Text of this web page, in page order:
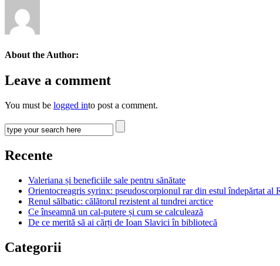
About the Author:
Leave a comment
You must be logged into post a comment.
Recente
Valeriana și beneficiile sale pentru sănătate
Orientocreagris syrinx: pseudoscorpionul rar din estul îndepărtat al
Renul sălbatic: călătorul rezistent al tundrei arctice
Ce înseamnă un cal-putere și cum se calculează
De ce merită să ai cărți de Ioan Slavici în bibliotecă
Categorii